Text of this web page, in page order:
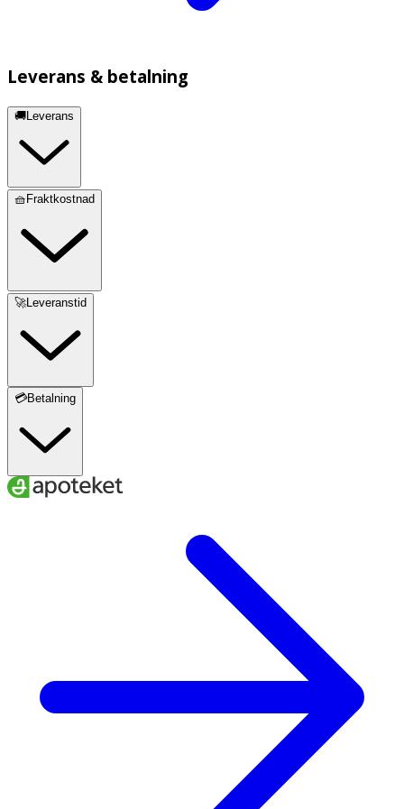
Leverans & betalning
🚚Leverans
🧺Fraktkostnad
🚀Leveranstid
💳Betalning